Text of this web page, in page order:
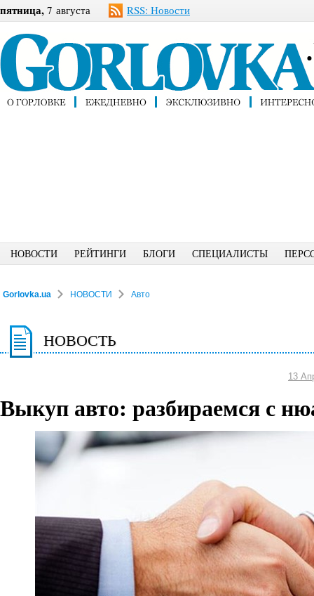
пятница, 7 августа RSS: Новости
НОВОСТИ РЕЙТИНГИ БЛОГИ СПЕЦИАЛИСТЫ
Gorlovka.ua НОВОСТИ Авто
НОВОСТЬ
13
Выкуп авто: разбираемся с